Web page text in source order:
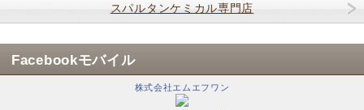
スパルタンケミカル専門店
Facebookモバイル
株式会社エムエフワン